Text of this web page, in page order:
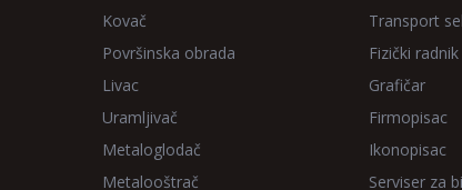
Kovač
Površinska obrada
Livac
Uramljivač
Metaloglodač
Metalooštrač
Transport
Fizički radnik
Grafičar
Firmopisac
Ikonopisac
Serviser za